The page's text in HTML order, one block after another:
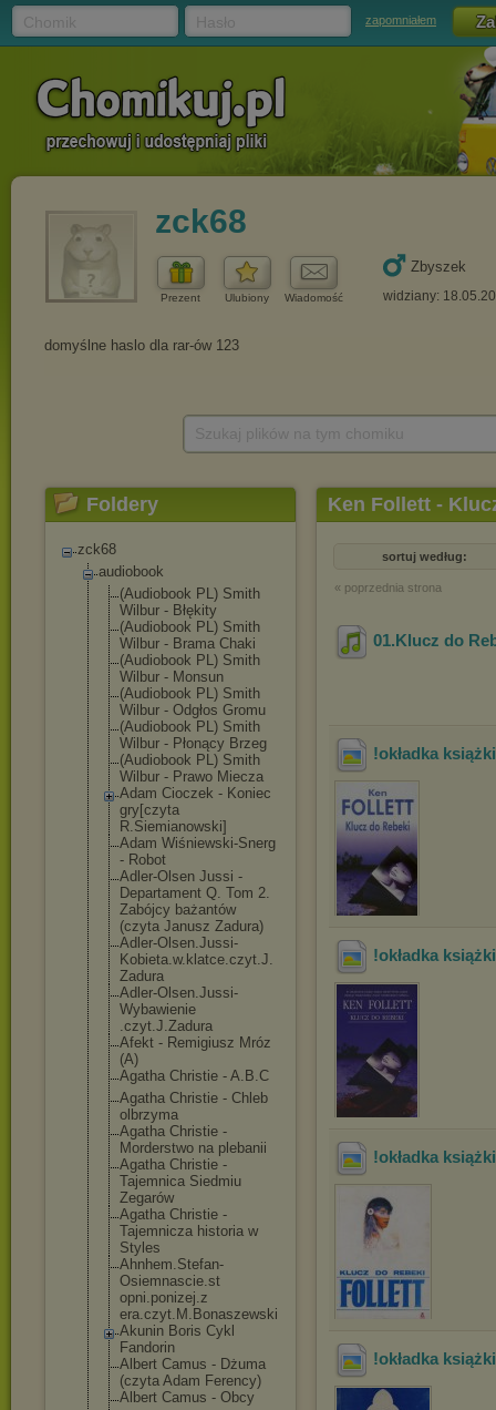
zapomniałem
zck68
Prezent Ulubiony Wiadomość
Zbyszek
widziany:
Foldery
zck68
audiobook
(Audiobook PL) Smith
Wilbur - Błękity
(Audiobook PL) Smith
Wilbur - Brama Chaki
(Audiobook PL) Smith
Wilbur - Monsun
(Audiobook PL) Smith
Wilbur - Odgłos Gromu
(Audiobook PL) Smith
Wilbur - Płonący Brzeg
(Audiobook PL) Smith
Wilbur - Prawo Miecza
Adam Cioczek - Koniec
gry[czyta
R.Siemianowski]
Adam Wiśniewski-Snerg
- Robot
Adler-Olsen Jussi -
Departament Q. Tom 2.
Zabójcy bażantów
(czyta Janusz Zadura)
Adler-Olsen.Jussi-
Kobieta.w. klatce.czyt.J.
Zadura
Adler-Olsen.Jussi-
Wybawienie
.czyt.J.Zadura
Afekt - Remigiusz Mróz
(A)
Agatha Christie - A.B.C
Agatha Christie - Chleb
olbrzyma
Agatha Christie -
Morderstwo na plebanii
Agatha Christie -
Tajemnica Siedmiu
Zegarów
Agatha Christie -
Tajemnicza historia w
Styles
Ahnhem.Stefan-
Osiemnascie.st
opni.ponizej.z
era.czyt.M.Bonaszewski
Akunin Boris Cykl
Fandorin
Albert Camus - Dżuma
(czyta Adam Ferency)
Albert Camus - Obcy
Ken Follett -
sortuj według:
« poprzednia strona
01.Klucz do
!okładka
!okładka
!okładka
!okładka